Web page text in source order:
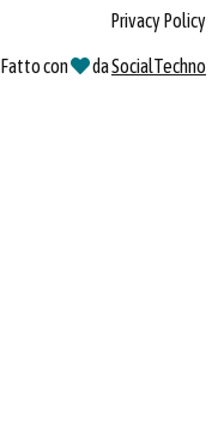
Privacy Policy
Fatto con daSocialTechno